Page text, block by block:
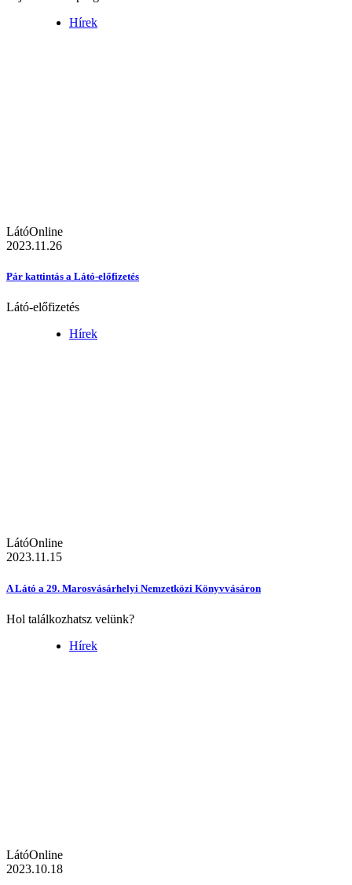
Hírek
LátóOnline
2023.11.26
Pár kattintás a Látó-előfizetés
Látó-előfizetés
Hírek
LátóOnline
2023.11.15
A Látó a 29. Marosvásárhelyi Nemzetközi Könyvvásáron
Hol találkozhatsz velünk?
Hírek
LátóOnline
2023.10.18